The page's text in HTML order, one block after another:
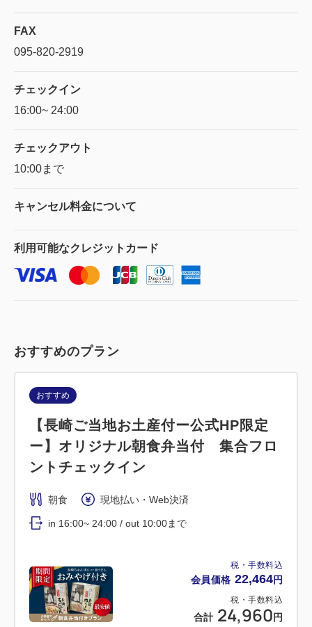
FAX
095-820-2919
チェックイン
16:00~ 24:00
チェックアウト
10:00まで
キャンセル料金について
利用可能なクレジットカード
おすすめのプラン
税・手数料込
会員価格 22,464円
税・手数料込
合計 24,960 円
おすすめ
【長崎ご当地お土産付ー公式HP限定
ー】オリジナル朝食弁当付 集合フロ
ントチェックイン
朝食 現地払い・Web決済
in 16:00~ 24:00 / out 10:00まで